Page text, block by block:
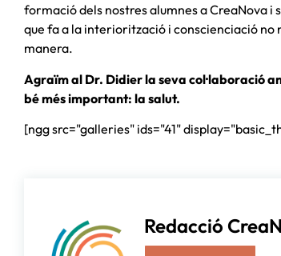
formació dels nostres alumnes a CreaNova i
que fa a la interiorització i conscienciació no
manera.
Agraïm al Dr. Didier la seva col·laboració
bé més important: la salut.
[ngg src="galleries" ids="41"
Redacció